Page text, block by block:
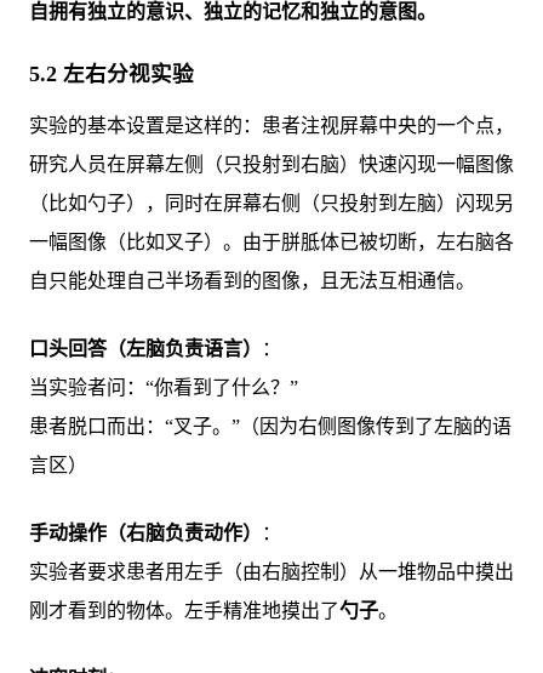
自拥有独立的意识、独立的记忆和独立的意图。
5.2 左右分视实验
实验的基本设置是这样的：患者注视屏幕中央的一个点，
研究人员在屏幕左侧（只投射到右脑）快速闪现一幅图像
（比如勺子），同时在屏幕右侧（只投射到左脑）闪现另
一幅图像（比如叉子）。由于胼胝体已被切断，左右脑各
自只能处理自己半场看到的图像，且无法互相通信。
口头回答（左脑负责语言）
：
当实验者问：“你看到了什么？”
患者脱口而出：“叉子。”（因为右侧图像传到了左脑的语
言区）
手动操作（右脑负责动作）
：
实验者要求患者用左手（由右脑控制）从一堆物品中摸出
刚才看到的物体。左手精准地摸出了勺子。